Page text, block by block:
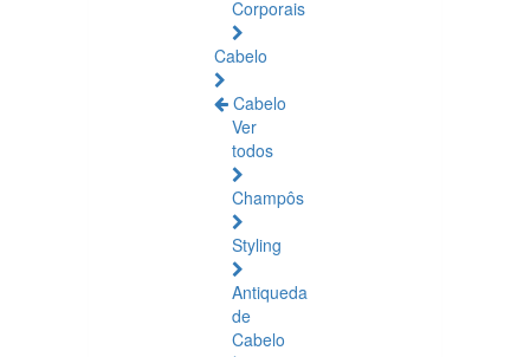
Corporais
Cabelo
Cabelo
Ver
todos
Champôs
Styling
Antiqueda
de
Cabelo